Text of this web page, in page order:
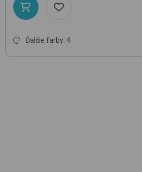
Ďalšie farby: 4